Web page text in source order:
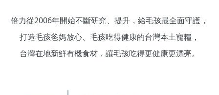
倍力從2006年開始不斷研究、提升，給毛孩最全面守護，
打造毛孩爸媽放心、毛孩吃得健康的台灣本土寵糧，
台灣在地新鮮有機食材，讓毛孩吃得更健康更漂亮。